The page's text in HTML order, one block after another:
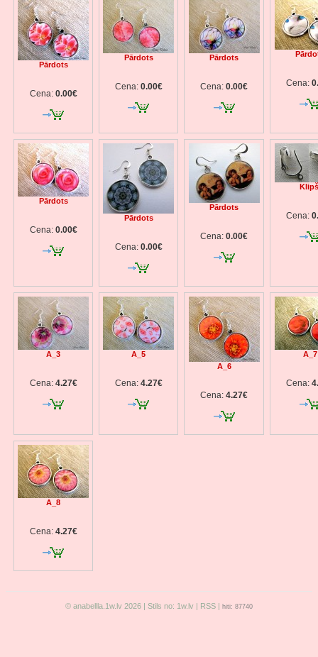
Pārdots
Cena: 0.00€
Pārdots
Cena: 0.00€
Pārdots
Cena: 0.00€ Cena:
Pārdots
Cena: 0.00€
Pārdots
Cena: 0.00€
Pārdots
Cena: 0.00€
Cena:
A_3
Cena: 4.27€
A_5
Cena: 4.27€
A_6
Cena: 4.27€
A_7
Cena:
A_8
Cena: 4.27€
© anabellla.1w.lv 2026 | Stils no: 1w.lv | RSS | hiti: 87740